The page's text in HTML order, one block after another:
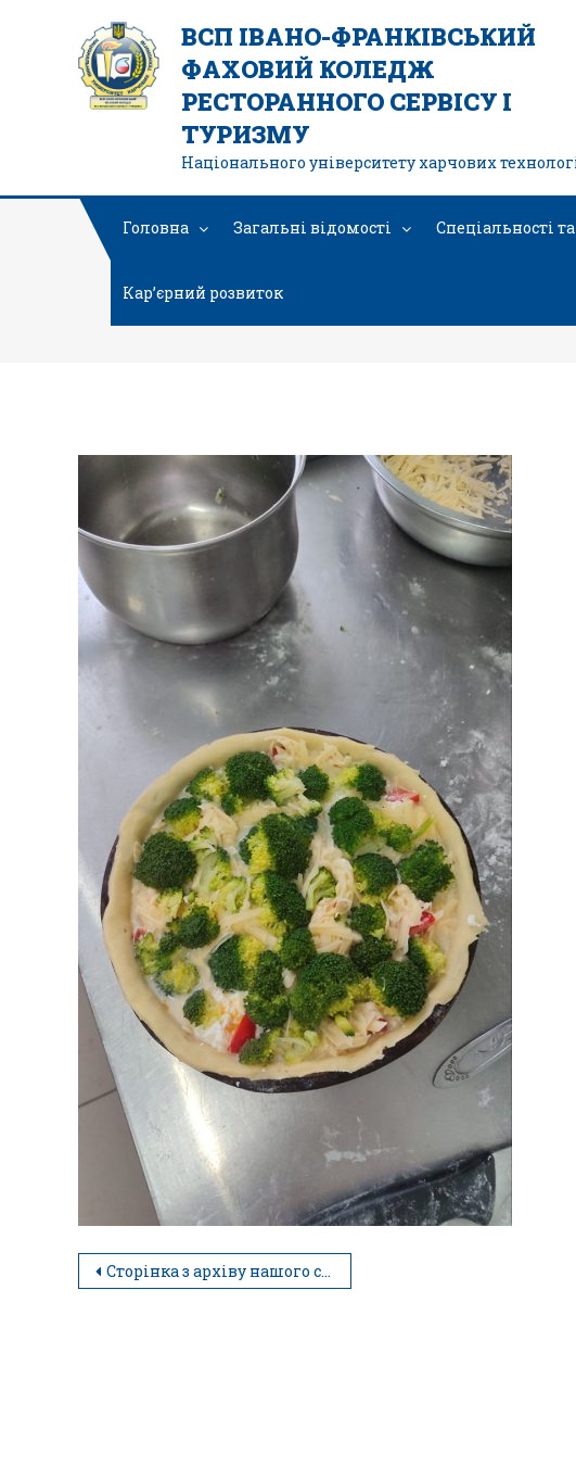
ВСП ІВАНО-ФРАНКІВСЬКИЙ
ФАХОВИЙ КОЛЕДЖ
РЕСТОРАННОГО СЕРВІСУ І
ТУРИЗМУ
Національного університету харчових
Головна Загальні відомості Спеціальності
Кар’єрний розвиток
Сторінка з архіву нашого студентського життя